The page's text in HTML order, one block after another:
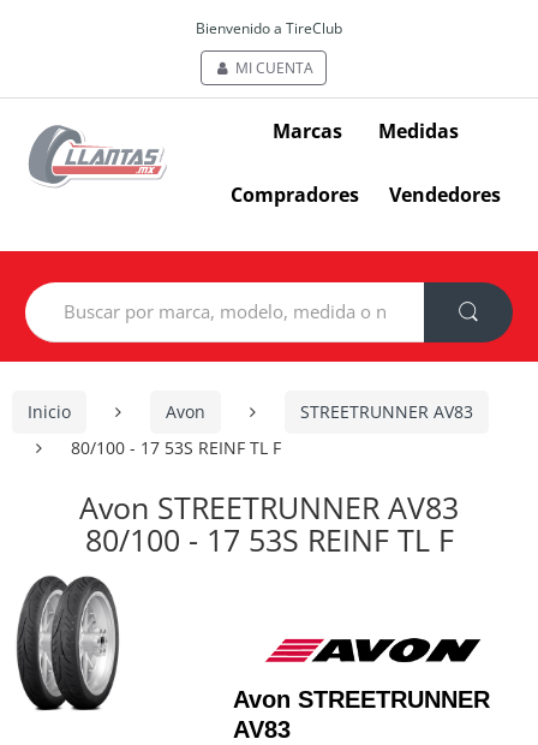
Bienvenido a TireClub
MI CUENTA
Marcas Medidas
Compradores Vendedores
Search
for:
Inicio Avon
STREETRUNNER AV83
80/100 - 17 53S REINF TL F
Avon STREETRUNNER AV83
80/100 - 17 53S REINF TL F
Avon STREETRUNNER
AV83